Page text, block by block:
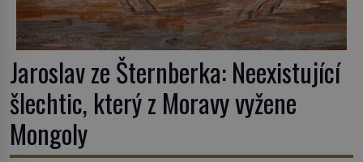
Jaroslav ze Šternberka: Neexistující
šlechtic, který z Moravy vyžene
Mongoly